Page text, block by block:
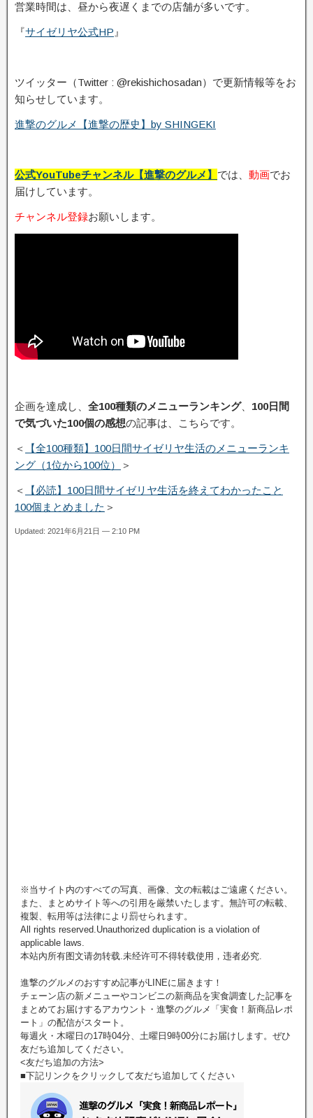
営業時間は、昼から夜遅くまでの店舗が多いです。
『サイゼリヤ公式HP 』
ツイッター（Twitter : @rekishichosadan）で更新情報等をお
知らせしています。
進撃のグルメ【進撃の歴史】by SHINGEKI
公式YouTubeチャンネル【進撃のグルメ】 では、 動画でお
届けしています。
チャンネル登録お願いします。
企画を達成し、 全100種類のメニューランキング、 100日間
で気づいた100個の感想の記事は、こちらです。
＜
【全100種類】100日間サイゼリヤ生活のメニューランキ
ング（1位から100位）
＞
＜
【必読】100日間サイゼリヤ生活を終えてわかったこと
100個まとめました ＞
Updated: 2021年6月21日 — 2:10 PM
※当サイト内のすべての写真、画像、文の転載はご遠慮ください。
また、まとめサイト等への引用を厳禁いたします。無許可の転載、
複製、転用等は法律により罰せられます。
All rights reserved.Unauthorized duplication is a violation of
applicable laws.
本站內所有图文请勿转载.未经许可不得转载使用，违者必究.
進撃のグルメのおすすめ記事がLINEに届きます！
チェーン店の新メニューやコンビニの新商品を実食調査した記事を
まとめてお届けするアカウント・進撃のグルメ「実食！新商品レポ
ート」の配信がスタート。
毎週火・木曜日の17時04分、土曜日9時00分にお届けします。ぜひ
友だち追加してください。
<友だち追加の方法>
■下記リンクをクリックして友だち追加してください